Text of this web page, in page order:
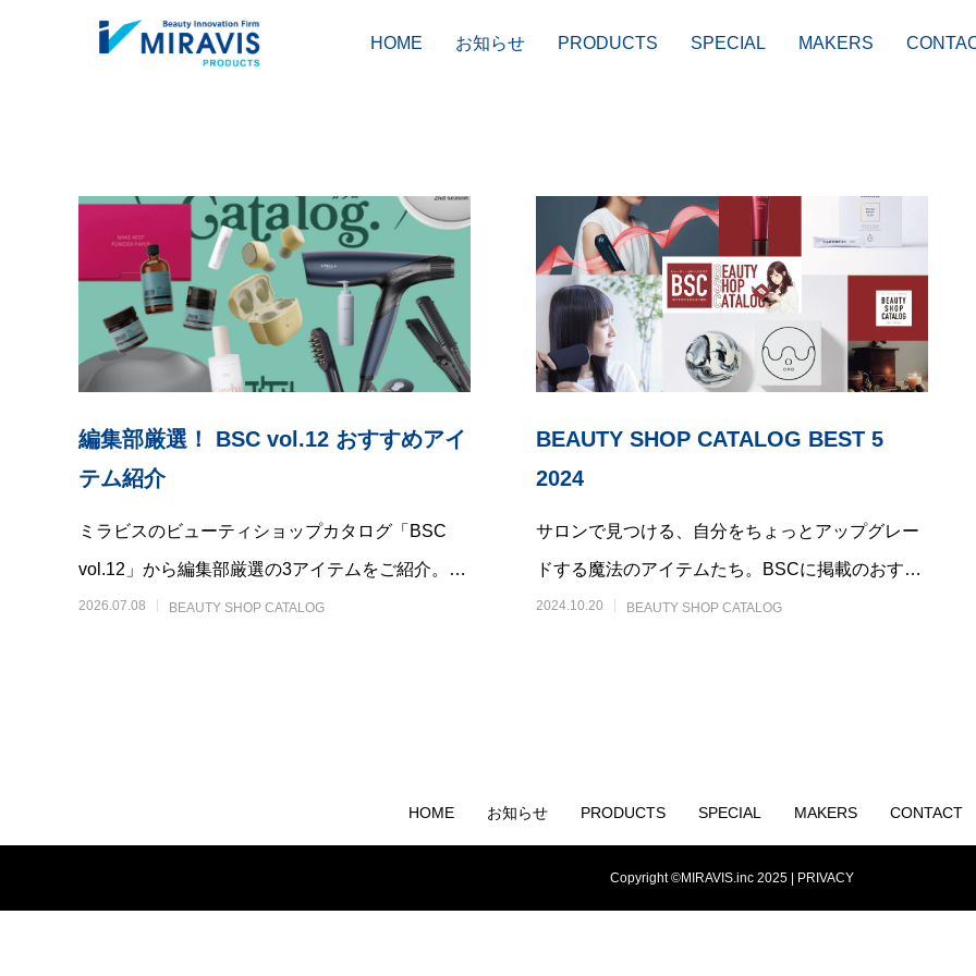
HOME お知らせ PRODUCTS SPECIAL MAKERS
HAIR CARE
ヘアケア剤
COLOR PERM
ヘアパーマ剤
STYLING
編集部厳選！ BSC vol.12 おすすめアイ
テム紹介
ミラビスのビューティショップカタログ「BSC
vol.12」から編集部厳選の3アイテムをご紹介。座
るだけの骨盤底筋マット「ペルフィット」、旅
2026.07.08 BEAUTY SHOP CATALOG
BEAUTY SHOP CATALOG BEST 5
2024
サロンで見つける、自分をちょっとアップグレー
ドする魔法のアイテムたち。BSCに掲載のおすす
めアイテムをご紹介します。
2024.10.20 BEAUTY SHOP CATALOG
HOME お知らせ PRODUCTS SPECIAL MAKERS CONTACT
Copyright ©MIRAVIS.inc 2025 | PRIVACY